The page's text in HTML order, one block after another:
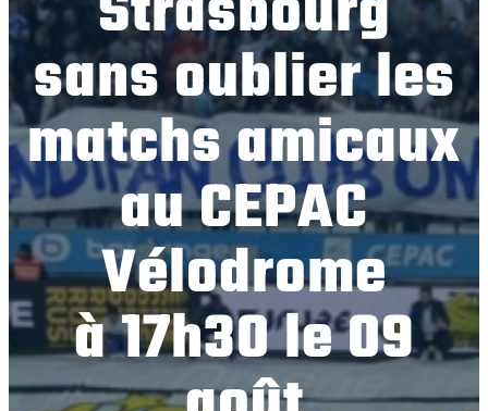
sans oublier les
matchs amicaux
au CEPAC
Vélodrome
à 17h30 le 09